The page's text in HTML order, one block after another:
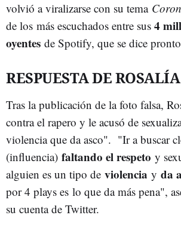
volvió a viralizarse con su tema
de los más escuchados entre sus 4
oyentes de Spotify, que se dice
RESPUESTA DE ROSALÍA
Tras la publicación de la foto falsa,
contra el rapero y le acusó de
violencia que da asco". "Ir a buscar
(influencia) faltando el respeto y
alguien es un tipo de violencia y da
por 4 plays es lo que da más pena",
su cuenta de Twitter.